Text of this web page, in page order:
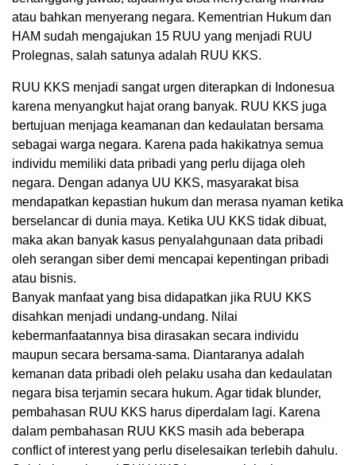
atau bahkan menyerang negara. Kementrian Hukum dan
HAM sudah mengajukan 15 RUU yang menjadi RUU
Prolegnas, salah satunya adalah RUU KKS.
RUU KKS menjadi sangat urgen diterapkan di Indonesua
karena menyangkut hajat orang banyak. RUU KKS juga
bertujuan menjaga keamanan dan kedaulatan bersama
sebagai warga negara. Karena pada hakikatnya semua
individu memiliki data pribadi yang perlu dijaga oleh
negara. Dengan adanya UU KKS, masyarakat bisa
mendapatkan kepastian hukum dan merasa nyaman ketika
berselancar di dunia maya. Ketika UU KKS tidak dibuat,
maka akan banyak kasus penyalahgunaan data pribadi
oleh serangan siber demi mencapai kepentingan pribadi
atau bisnis.
Banyak manfaat yang bisa didapatkan jika RUU KKS
disahkan menjadi undang-undang. Nilai
kebermanfaatannya bisa dirasakan secara individu
maupun secara bersama-sama. Diantaranya adalah
kemanan data pribadi oleh pelaku usaha dan kedaulatan
negara bisa terjamin secara hukum. Agar tidak blunder,
pembahasan RUU KKS harus diperdalam lagi. Karena
dalam pembahasan RUU KKS masih ada beberapa
conflict of interest yang perlu diselesaikan terlebih dahulu.